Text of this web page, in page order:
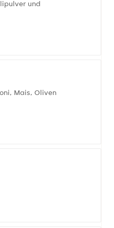
und
Mais, Oliven